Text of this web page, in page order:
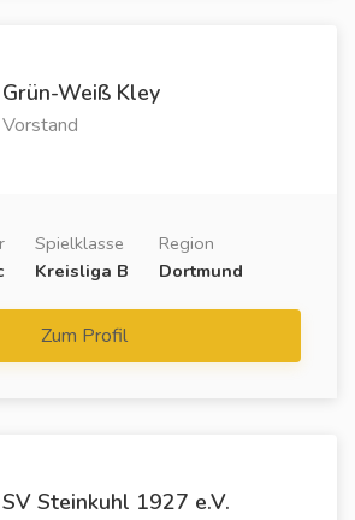
Grün-Weiß Kley
Vorstand
Spielklasse
Kreisliga B
Region
Dortmund
Zum Profil
SV Steinkuhl 1927 e.V.